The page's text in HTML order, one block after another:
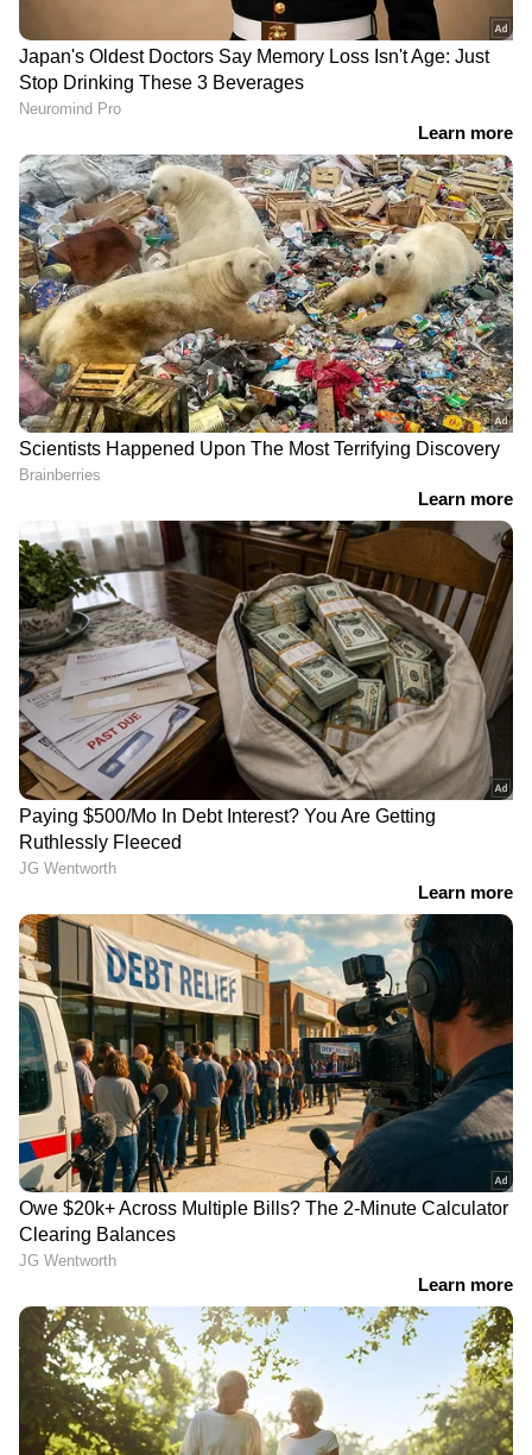
2
7
Image Credit :Getty
ബോഡി സ്‌ക്രബ്ബുകൾ
ആഴ്ചയിൽ രണ്ടുതവണ ബോഡി സ്‌ക്രബ്ബ്
മൃതകോശങ്ങളെ നീക്കം ചെയ്യാനും
സുഗന്ധമുള്ള ലോഷനുകൾ ചർമ്മത്തിൽ
നന്നായി പിടിക്കാനും സഹായിക്കുന്നു.
Related Articles
Skin Care Tips : ചർമ്മത്തെ ആരോ​
പ്രധാനപ്പെട്ട അഞ്ച് പോഷകങ്ങൾ
Festive Skin Care: ആഘോഷങ്ങള്‍
അതെന്തുമാകട്ടെ, ചര്‍മ്മം തിളങ്ങാന്‍
കഴിക്കാം ഈ നാല് ഭക്ഷണങ്ങള്‍...
3